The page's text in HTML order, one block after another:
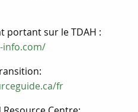
portant sur le TDAH :
info.com/
fr